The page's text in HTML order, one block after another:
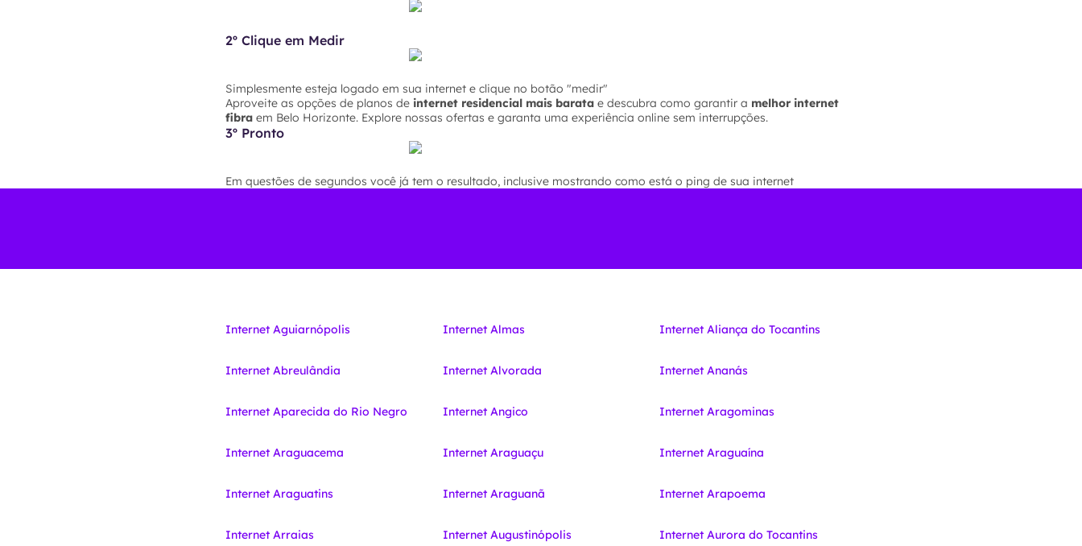
2º Clique em Medir
Simplesmente esteja logado em sua internet e clique no botão "medir"
Aproveite as opções de planos de internet residencial mais barata e descubra como garantir a melhor internet
fibra em Belo Horizonte. Explore nossas ofertas e garanta uma experiência online sem interrupções.
3º Pronto
Em questões de segundos você já tem o resultado, inclusive mostrando como está o ping de sua internet
Internet Aguiarnópolis Internet Almas Internet Aliança do Tocantins
Internet Abreulândia Internet Alvorada Internet Ananás
Internet Aparecida do Rio Negro Internet Angico Internet Aragominas
Internet Araguacema Internet Araguaçu Internet Araguaína
Internet Araguatins Internet Araguanã Internet Arapoema
Internet Arraias Internet Augustinópolis Internet Aurora do Tocantins